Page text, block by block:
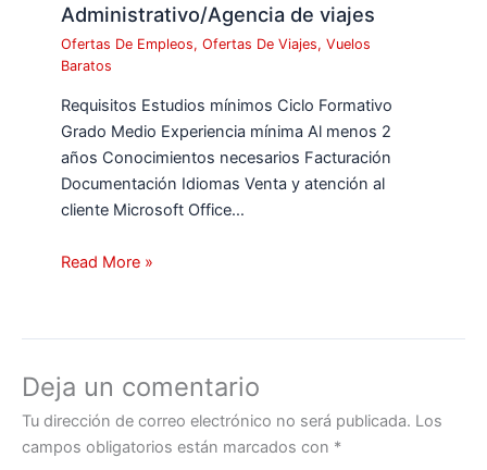
Administrativo/Agencia de viajes
Ofertas De Empleos,Ofertas De Viajes,Vuelos
Baratos
Requisitos Estudios mínimos Ciclo Formativo
Grado Medio Experiencia mínima Al menos 2
años Conocimientos necesarios Facturación
Documentación Idiomas Venta y atención al
cliente Microsoft Office…
Read More »
Deja un comentario
Tu dirección de correo electrónico no será publicada. Los
campos obligatorios están marcados con *